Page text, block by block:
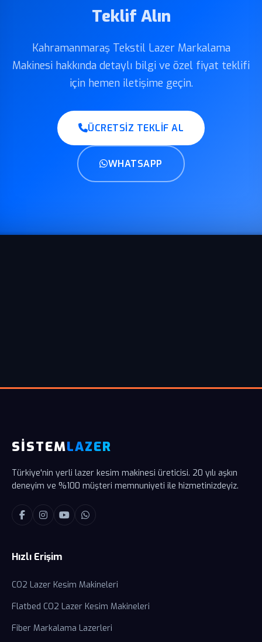
Teklif Alın
Kahramanmaraş Tekstil Lazer Markalama
Makinesi hakkında detaylı bilgi ve özel fiyat teklifi
için hemen iletişime geçin.
ÜCRETSIZ TEKLIF AL
WHATSAPP
SİSTEMLAZER
Türkiye'nin yerli lazer kesim makinesi üreticisi. 20 yılı aşkın
deneyim ve %100 müşteri memnuniyeti ile hizmetinizdeyiz.
Hızlı Erişim
CO2 Lazer Kesim Makineleri
Flatbed CO2 Lazer Kesim Makineleri
Fiber Markalama Lazerleri